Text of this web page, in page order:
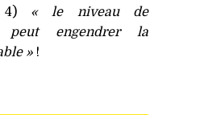
4) « le niveau de
peut engendrer la
» !